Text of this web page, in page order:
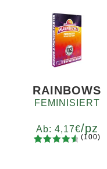
von 5,
basierend
auf
Kundenb
RAINBOWS
FEMINISIERT
Ab: 4,17€/pz
(100)